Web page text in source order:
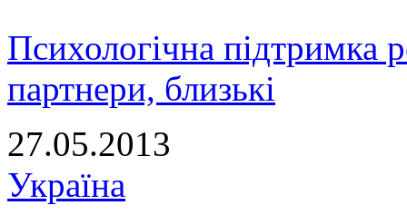
Психологічна підтримка
партнери, близькі
27.05.2013
Україна